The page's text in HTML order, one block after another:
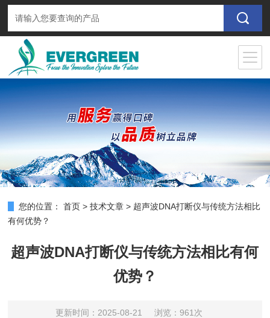
您的位置： 首页 >技术文章 > 超声波DNA打断仪与传统方法相比
有何优势？
超声波DNA打断仪与传统方法相比有何
优势？
更新时间：2025-08-21 浏览：961次